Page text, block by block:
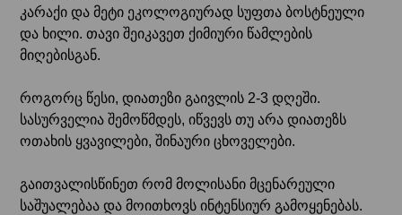
კარაქი და მეტი ეკოლოგიურად სუფთა ბოსტნეული
და ხილი. თავი შეიკავეთ ქიმიური წამლების
მიღებისგან.
როგორც წესი, დიათეზი გაივლის 2-3 დღეში.
სასურველია შემოწმდეს, იწვევს თუ არა დიათეზს
ოთახის ყვავილები, შინაური ცხოველები.
გაითვალისწინეთ რომ მოლისანი მცენარეული
საშუალებაა და მოითხოვს ინტენსიურ გამოყენებას.